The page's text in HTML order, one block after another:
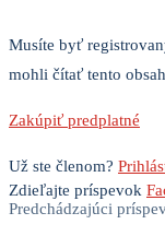
Musíte byť
mohli čítať tento
Zakúpiť predplatné
Už ste členom?
Zdieľajte príspevok
Predchádzajúci